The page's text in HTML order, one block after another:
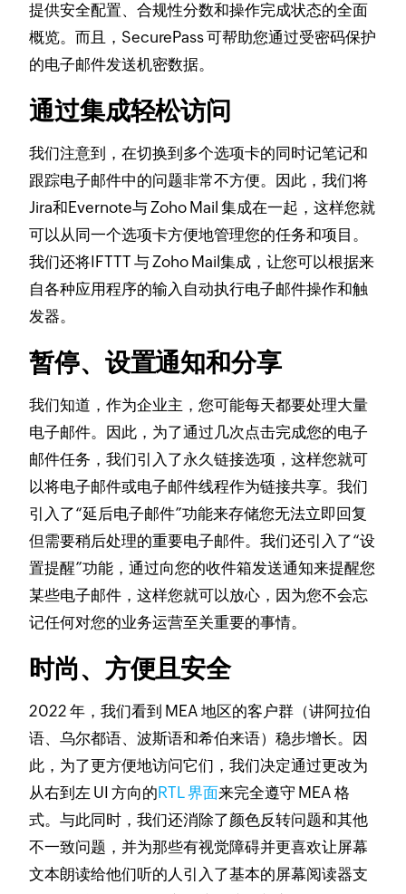
提供安全配置、合规性分数和操作完成状态的全面
概览。而且，SecurePass 可帮助您通过受密码保护
的电子邮件发送机密数据。
通过集成轻松访问
我们注意到，在切换到多个选项卡的同时记笔记和
跟踪电子邮件中的问题非常不方便。 因此，我们将
Jira和Evernote与 Zoho Mail 集成在一起，这样您就
可以从同一个选项卡方便地管理您的任务和项目。
我们还将IFTTT 与 Zoho Mail集成，让您可以根据来
自各种应用程序的输入自动执行电子邮件操作和触
发器。
暂停、设置通知和分享
我们知道，作为企业主，您可能每天都要处理大量
电子邮件。 因此，为了通过几次点击完成您的电子
邮件任务，我们引入了永久链接选项，这样您就可
以将电子邮件或电子邮件线程作为链接共享。我们
引入了“延后电子邮件”功能来存储您无法立即回复
但需要稍后处理的重要电子邮件。我们还引入了“设
置提醒”功能，通过向您的收件箱发送通知来提醒您
某些电子邮件，这样您就可以放心，因为您不会忘
记任何对您的业务运营至关重要的事情。
时尚、方便且安全
2022 年，我们看到 MEA 地区的客户群（讲阿拉伯
语、乌尔都语、波斯语和希伯来语）稳步增长。 因
此，为了更方便地访问它们，我们决定通过更改为
从右到左 UI 方向的 RTL 界面来完全遵守 MEA 格
式。与此同时，我们还消除了颜色反转问题和其他
不一致问题，并为那些有视觉障碍并更喜欢让屏幕
文本朗读给他们听的人引入了基本的屏幕阅读器支